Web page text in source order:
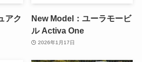
アク
New Model：ユーラモービ
ル Activa One
2026年1月17日